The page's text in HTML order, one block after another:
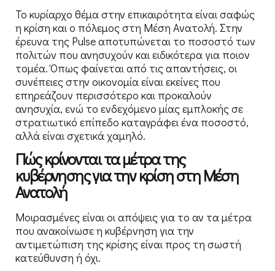
Το κυρίαρχο θέμα στην επικαιρότητα είναι σαφώς
η κρίση και ο πόλεμος στη Μέση Ανατολή. Στην
έρευνα της Pulse αποτυπώνεται το ποσοστό των
πολιτών που ανησυχούν και ειδικότερα για ποιον
τομέα. Όπως φαίνεται από τις απαντήσεις, οι
συνέπειες στην οικονομία είναι εκείνες που
επηρεάζουν περισσότερο και προκαλούν
ανησυχία, ενώ το ενδεχόμενο μίας εμπλοκής σε
στρατιωτικό επίπεδο καταγράφει ένα ποσοστό,
αλλά είναι σχετικά χαμηλό.
Πώς κρίνονται τα μέτρα της
κυβέρνησης για την κρίση στη Μέση
Ανατολή
Μοιρασμένες είναι οι απόψεις για το αν τα μέτρα
που ανακοίνωσε η κυβέρνηση για την
αντιμετώπιση της κρίσης είναι προς τη σωστή
κατεύθυνση ή όχι.